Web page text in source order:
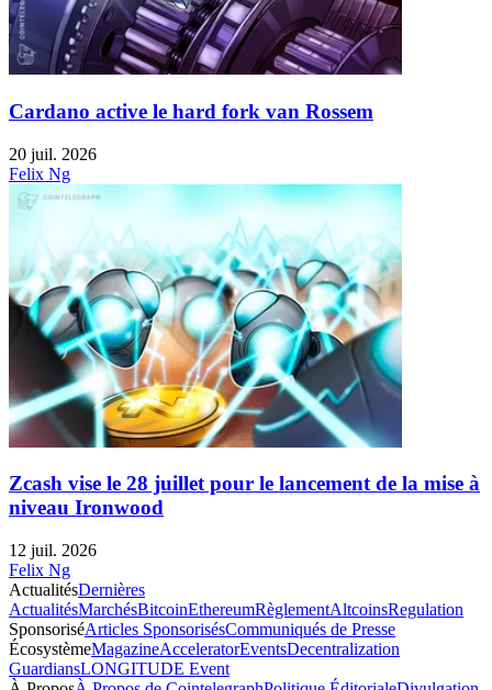
Cardano active le hard fork van Rossem
20 juil. 2026
Felix Ng
Zcash vise le 28 juillet pour le lancement de la mise à
niveau Ironwood
12 juil. 2026
Felix Ng
ActualitésDernières
ActualitésMarchésBitcoinEthereumRèglementAltcoinsRegulation
SponsoriséArticles SponsorisésCommuniqués de Presse
ÉcosystèmeMagazineAcceleratorEventsDecentralization
GuardiansLONGITUDE Event